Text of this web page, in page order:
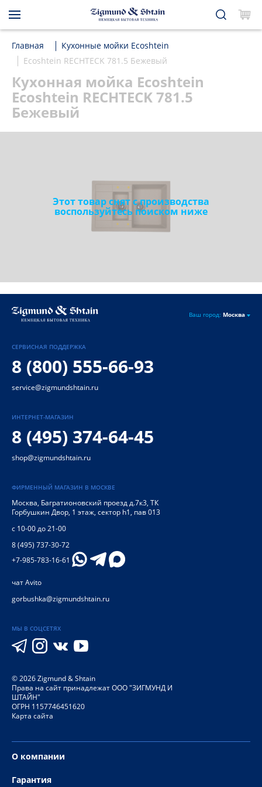
Главная
Кухонные мойки Ecoshtein
Ecoshtein RECHTECK 781.5 Бежевый
Кухонная мойка Ecoshtein
Ecoshtein RECHTECK 781.5
Бежевый
Этот товар снят с производства
воспользуйтесь поиском ниже
Ваш город: Москва
СЕРВИСНАЯ ПОДДЕРЖКА
8 (800) 555-66-93
service@zigmundshtain.ru
ИНТЕРНЕТ-МАГАЗИН
8 (495) 374-64-45
shop@zigmundshtain.ru
ФИРМЕННЫЙ МАГАЗИН В МОСКВЕ
Москва, Багратионовский проезд д.7к3, ТК
Горбушкин Двор, 1 этаж, сектор h1, пав 013
с 10-00 до 21-00
8 (495) 737-30-72
+7-985-783-16-61
чат Avito
gorbushka@zigmundshtain.ru
МЫ В СОЦСЕТЯХ
©2026Zigmund & Shtain
Права на сайт принадлежат ООО "ЗИГМУНД И
ШТАЙН"
ОГРН 1157746451620
Карта сайта
О компании
Гарантия